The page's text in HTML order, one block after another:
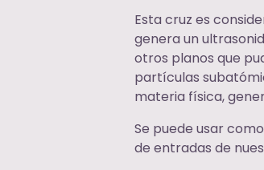
Esta cruz es
genera un
otros planos que
partículas
materia física,
Se puede usar
de entradas de